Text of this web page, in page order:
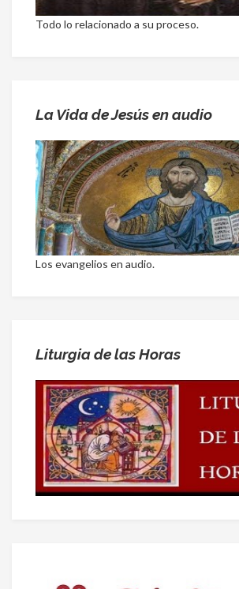
Todo lo relacionado a su proceso.
La Vida de Jesús en audio
Los evangelios en audio.
Liturgia de las Horas